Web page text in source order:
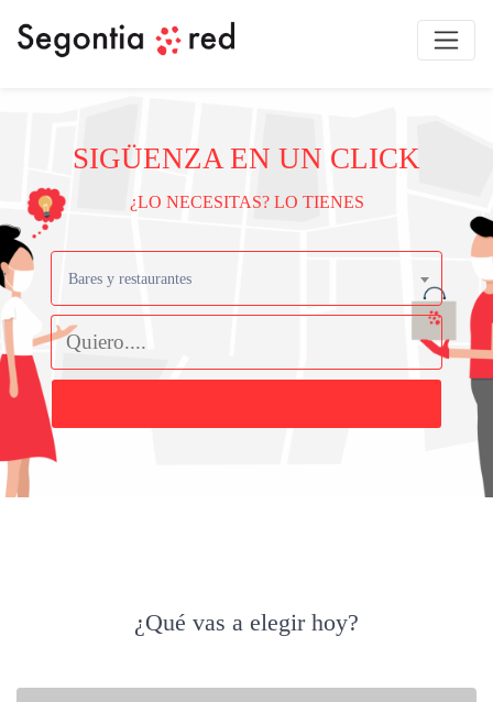
SIGÜENZA EN UN CLICK
¿LO NECESITAS? LO TIENES
Bares y restaurantes
¿Qué vas a elegir hoy?